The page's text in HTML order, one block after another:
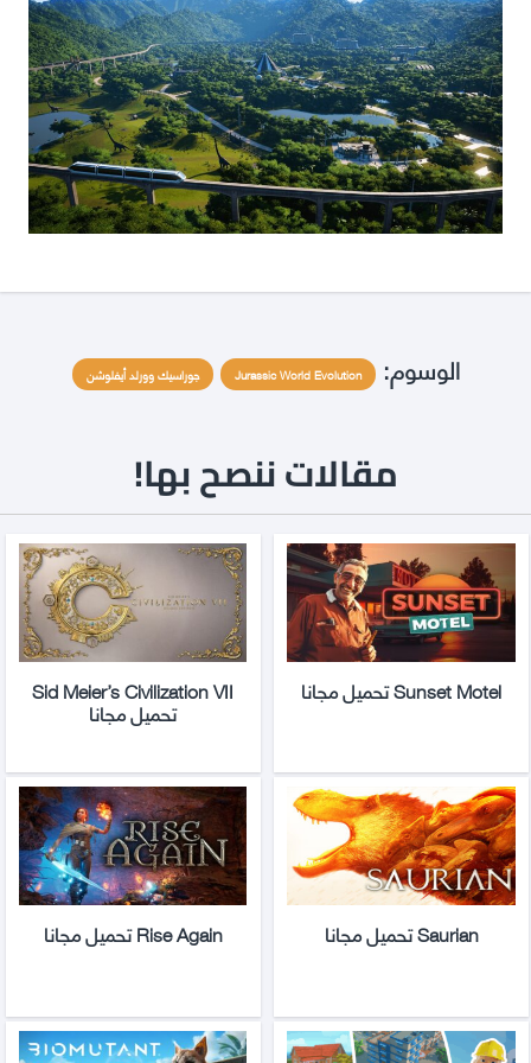
الوسوم: Jurassic World Evolution جوراسيك وورلد أيفلوشن
مقالات ننصح بها!
Sunset Motel تحميل مجانا Sid Meier’s Civilization VII
تحميل مجانا
Saurian تحميل مجانا Rise Again تحميل مجانا